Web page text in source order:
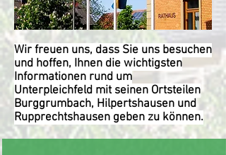
Wir freuen uns, dass Sie uns besuchen
und hoffen, Ihnen die wichtigsten
Informationen rund um
Unterpleichfeld mit seinen Ortsteilen
Burggrumbach, Hilpertshausen und
Rupprechtshausen geben zu können.